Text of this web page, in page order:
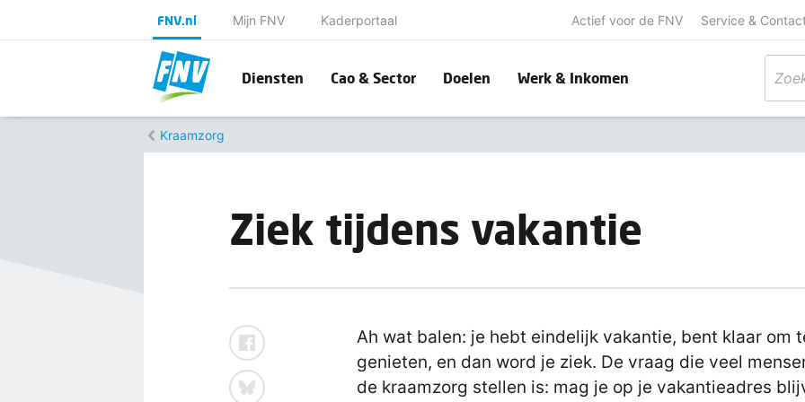
FNV.nl Mijn FNV Kaderportaal Actief voor de FNV Service &
Diensten Cao & Sector Doelen Werk & Inkomen
Kraamzorg
Ziek tijdens vakantie
Ah wat balen: je hebt eindelijk vakantie, bent klaar om
genieten, en dan word je ziek. De vraag die veel
de kraamzorg stellen is: mag je op je vakantieadres